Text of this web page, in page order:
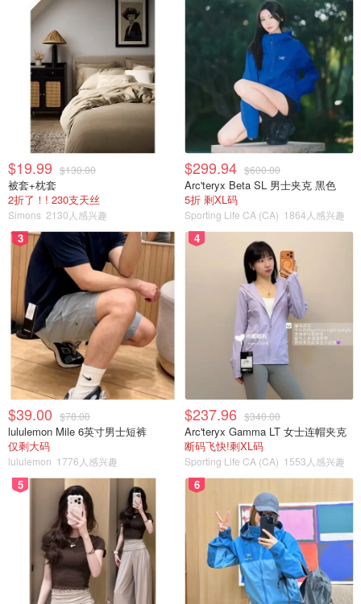
$19.99 $130.00
被套+枕套
2折了！! 230支天丝
Simons 2130人感兴趣
$299.94 $600.00
Arc'teryx Beta SL 男士夹克 黑色
5折 剩XL码
Sporting Life CA (CA) 1864人感兴趣
3
$39.00 $78.00
lululemon Mile 6英寸男士短裤
仅剩大码
lululemon 1776人感兴趣
4
$237.96 $340.00
Arc'teryx Gamma LT 女士连帽夹克
断码飞快!剩XL码
Sporting Life CA (CA) 1553人感兴趣
5 6